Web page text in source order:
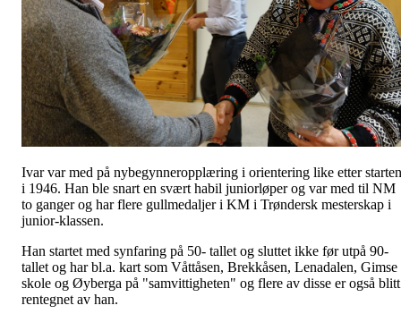
Ivar var med på nybegynneropplæring i orientering like etter starten
i 1946. Han ble snart en svært habil juniorløper og var med til NM
to ganger og har flere gullmedaljer i KM i Trøndersk mesterskap i
junior-klassen.
Han startet med synfaring på 50- tallet og sluttet ikke før utpå 90-
tallet og har bl.a. kart som Våttåsen, Brekkåsen, Lenadalen, Gimse
skole og Øyberga på "samvittigheten" og flere av disse er også blitt
rentegnet av han.